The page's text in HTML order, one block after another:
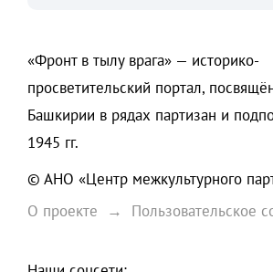
«Фронт в тылу врага» — историко-
просветительский портал,
Башкирии в рядах партизан и
1945 гг.
© АНО «Центр межкультурного
О проекте
Пользовательское